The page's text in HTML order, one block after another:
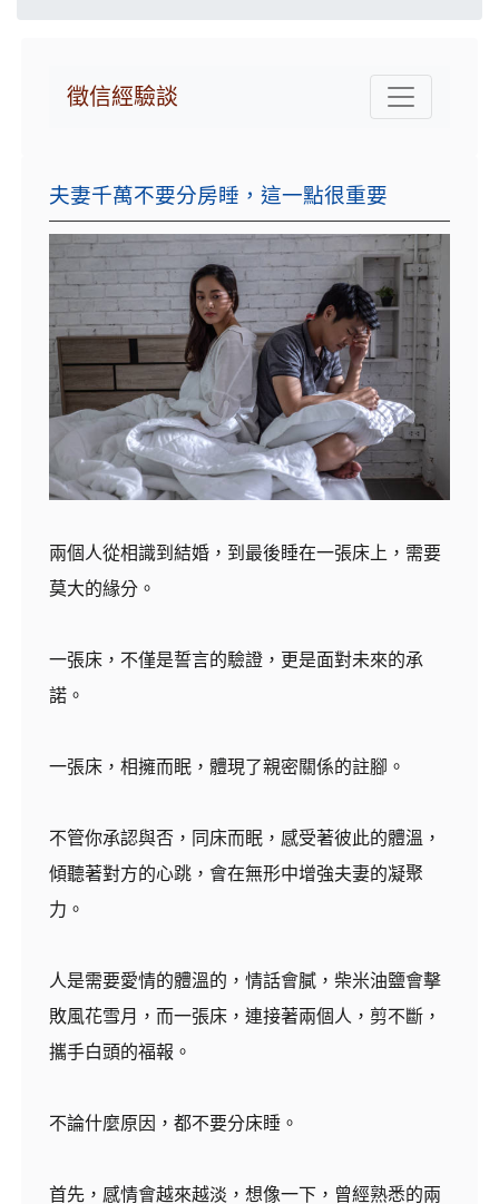
徵信經驗談
夫妻千萬不要分房睡，這一點很重要
兩個人從相識到結婚，到最後睡在一張床上，需要
莫大的緣分。
一張床，不僅是誓言的驗證，更是面對未來的承
諾。
一張床，相擁而眠，體現了親密關係的註腳。
不管你承認與否，同床而眠，感受著彼此的體溫，
傾聽著對方的心跳，會在無形中增強夫妻的凝聚
力。
人是需要愛情的體溫的，情話會膩，柴米油鹽會擊
敗風花雪月，而一張床，連接著兩個人，剪不斷，
攜手白頭的福報。
不論什麼原因，都不要分床睡。
首先，感情會越來越淡，想像一下，曾經熟悉的兩